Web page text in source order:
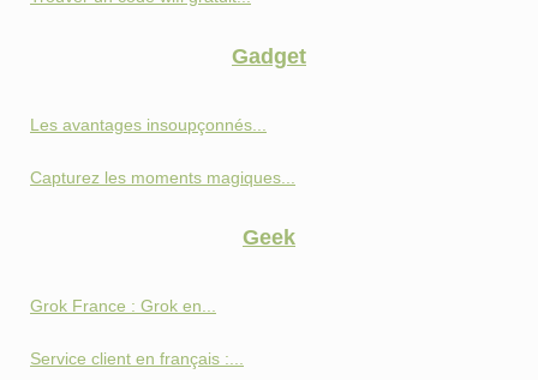
Gadget
Les avantages insoupçonnés...
Capturez les moments magiques...
Geek
Grok France : Grok en...
Service client en français :...